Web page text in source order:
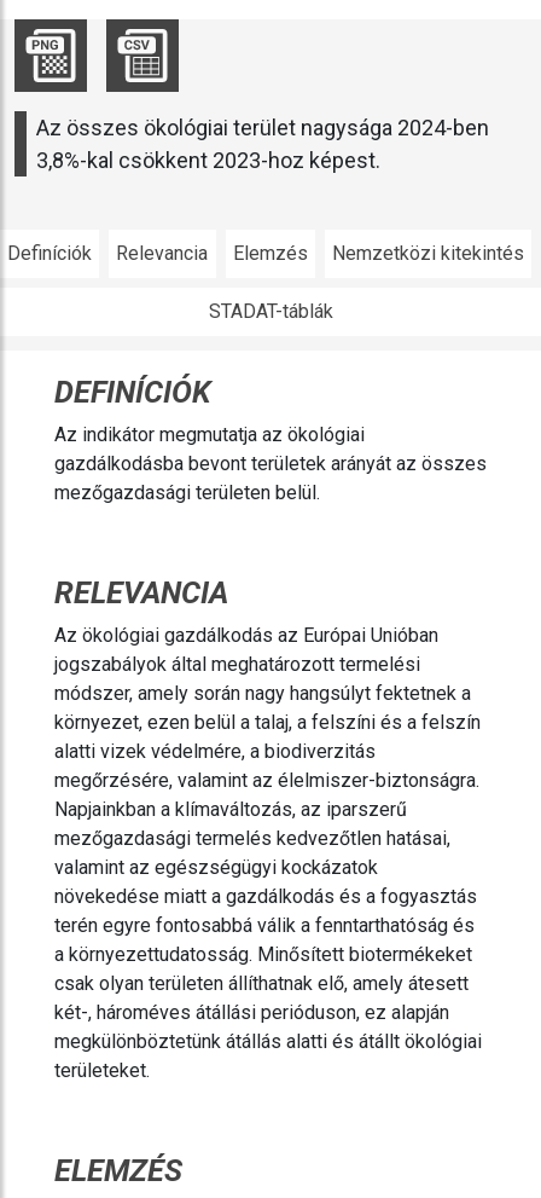
Az összes ökológiai terület nagysága 2024-ben
3,8%-kal csökkent 2023-hoz képest.
Definíciók Relevancia Elemzés Nemzetközi kitekintés
STADAT-táblák
DEFINÍCIÓK
Az indikátor megmutatja az ökológiai
gazdálkodásba bevont területek arányát az összes
mezőgazdasági területen belül.
RELEVANCIA
Az ökológiai gazdálkodás az Európai Unióban
jogszabályok által meghatározott termelési
módszer, amely során nagy hangsúlyt fektetnek a
környezet, ezen belül a talaj, a felszíni és a felszín
alatti vizek védelmére, a biodiverzitás
megőrzésére, valamint az élelmiszer-biztonságra.
Napjainkban a klímaváltozás, az iparszerű
mezőgazdasági termelés kedvezőtlen hatásai,
valamint az egészségügyi kockázatok
növekedése miatt a gazdálkodás és a fogyasztás
terén egyre fontosabbá válik a fenntarthatóság és
a környezettudatosság. Minősített biotermékeket
csak olyan területen állíthatnak elő, amely átesett
két-, hároméves átállási perióduson, ez alapján
megkülönböztetünk átállás alatti és átállt ökológiai
területeket.
ELEMZÉS